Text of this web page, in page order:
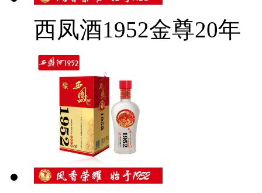
西凤酒1952金尊20年